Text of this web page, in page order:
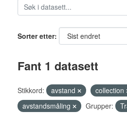
Sorter etter
Fant 1 datasett
Stikkord: avstand collection
avstandsmåling
Grupper: